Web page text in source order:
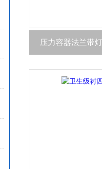
压力容器法兰带